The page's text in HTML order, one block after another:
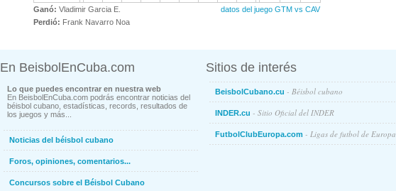
datos del juego GTM vs CAV
Ganó: Vladimir Garcia E.
Perdió: Frank Navarro Noa
En BeisbolEnCuba.com
Lo que puedes encontrar en nuestra web
En BeisbolEnCuba.com podrás encontrar noticias del
béisbol cubano, estadísticas, records, resultados de
los juegos y más...
Noticias del béisbol cubano
Foros, opiniones, comentarios...
Concursos sobre el Béisbol Cubano
Sitios de interés
BeisbolCubano.cu - Béisbol cubano
INDER.cu - Sitio Oficial del INDER
FutbolClubEuropa.com - Ligas de futbol de Europa